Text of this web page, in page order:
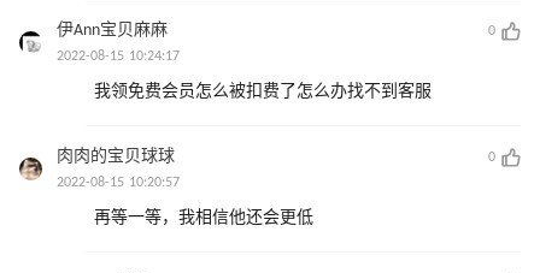
伊Ann宝贝麻麻
0
2022-08-15 10:24:17
我领免费会员怎么被扣费了怎么办找不到客服
肉肉的宝贝球球
0
2022-08-15 10:20:57
再等一等，我相信他还会更低